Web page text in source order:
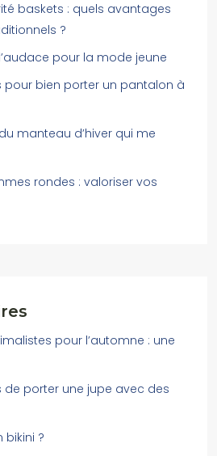
baskets : quels avantages
?
pour la mode jeune
pour bien porter un pantalon à
manteau d’hiver qui me
rondes : valoriser vos
pour l’automne : une
de porter une jupe avec des
?